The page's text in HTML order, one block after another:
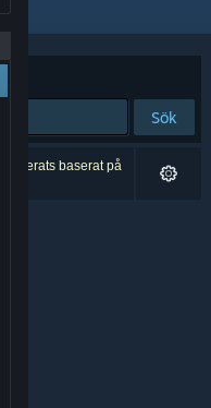
Sök
baserat på